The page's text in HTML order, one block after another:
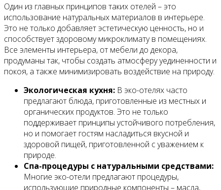
Один из главных принципов таких отелей – это
использование натуральных материалов в интерьере.
Это не только добавляет эстетическую ценность, но и
способствует здоровому микроклимату в помещениях.
Все элементы интерьера, от мебели до декора,
продуманы так, чтобы создать атмосферу уединенности и
покоя, а также минимизировать воздействие на природу.
Экологическая кухня: В эко-отелях часто
предлагают блюда, приготовленные из местных и
органических продуктов. Это не только
поддерживает принципы устойчивого потребления,
но и помогает гостям насладиться вкусной и
здоровой пищей, приготовленной с уважением к
природе.
Спа-процедуры с натуральными средствами:
Многие эко-отели предлагают процедуры,
использующие природные компоненты – масла,